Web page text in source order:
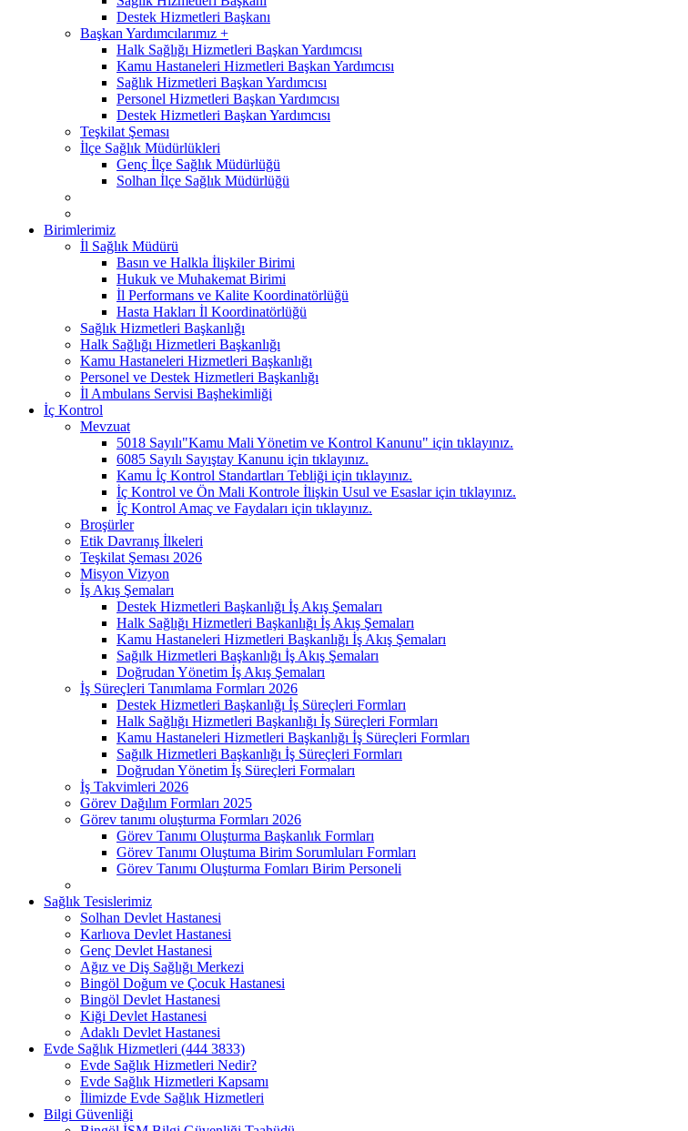
Destek Hizmetleri Başkanı
Başkan Yardımcılarımız +
Halk Sağlığı Hizmetleri Başkan Yardımcısı
Kamu Hastaneleri Hizmetleri Başkan Yardımcısı
Sağlık Hizmetleri Başkan Yardımcısı
Personel Hizmetleri Başkan Yardımcısı
Destek Hizmetleri Başkan Yardımcısı
Teşkilat Şeması
İlçe Sağlık Müdürlükleri
Genç İlçe Sağlık Müdürlüğü
Solhan İlçe Sağlık Müdürlüğü
Birimlerimiz
İl Sağlık Müdürü
Basın ve Halkla İlişkiler Birimi
Hukuk ve Muhakemat Birimi
İl Performans ve Kalite Koordinatörlüğü
Hasta Hakları İl Koordinatörlüğü
Sağlık Hizmetleri Başkanlığı
Halk Sağlığı Hizmetleri Başkanlığı
Kamu Hastaneleri Hizmetleri Başkanlığı
Personel ve Destek Hizmetleri Başkanlığı
İl Ambulans Servisi Başhekimliği
İç Kontrol
Mevzuat
5018 Sayılı"Kamu Mali Yönetim ve Kontrol Kanunu" için tıklayınız.
6085 Sayılı Sayıştay Kanunu için tıklayınız.
Kamu İç Kontrol Standartları Tebliği için tıklayınız.
İç Kontrol ve Ön Mali Kontrole İlişkin Usul ve Esaslar için tıklayınız.
İç Kontrol Amaç ve Faydaları için tıklayınız.
Broşürler
Etik Davranış İlkeleri
Teşkilat Şeması 2026
Misyon Vizyon
İş Akış Şemaları
Destek Hizmetleri Başkanlığı İş Akış Şemaları
Halk Sağlığı Hizmetleri Başkanlığı İş Akış Şemaları
Kamu Hastaneleri Hizmetleri Başkanlığı İş Akış Şemaları
Sağılk Hizmetleri Başkanlığı İş Akış Şemaları
Doğrudan Yönetim İş Akış Şemaları
İş Süreçleri Tanımlama Formları 2026
Destek Hizmetleri Başkanlığı İş Süreçleri Formları
Halk Sağlığı Hizmetleri Başkanlığı İş Süreçleri Formları
Kamu Hastaneleri Hizmetleri Başkanlığı İş Süreçleri Formları
Sağılk Hizmetleri Başkanlığı İş Süreçleri Formları
Doğrudan Yönetim İş Süreçleri Formaları
İş Takvimleri 2026
Görev Dağılım Formları 2025
Görev tanımı oluşturma Formları 2026
Görev Tanımı Oluşturma Başkanlık Formları
Görev Tanımı Oluştuma Birim Sorumluları Formları
Görev Tanımı Oluşturma Fomları Birim Personeli
Sağlık Tesislerimiz
Solhan Devlet Hastanesi
Karlıova Devlet Hastanesi
Genç Devlet Hastanesi
Ağız ve Diş Sağlığı Merkezi
Bingöl Doğum ve Çocuk Hastanesi
Bingöl Devlet Hastanesi
Kiği Devlet Hastanesi
Adaklı Devlet Hastanesi
Evde Sağlık Hizmetleri (444 3833)
Evde Sağlık Hizmetleri Nedir?
Evde Sağlık Hizmetleri Kapsamı
İlimizde Evde Sağlık Hizmetleri
Bilgi Güvenliği